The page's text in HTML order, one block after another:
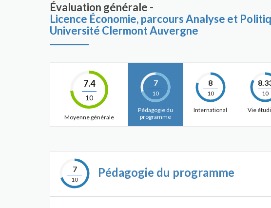
Évaluation générale -
Licence Économie, parcours Analyse et
Université Clermont Auvergne
7.4
10
Moyenne générale
7
10
Pédagogie du
programme
8
10
International
10
Vie
7
10
Pédagogie du programme